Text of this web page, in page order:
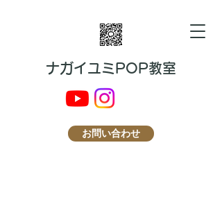
​ナガイユミPOP教室
お問い合わせ